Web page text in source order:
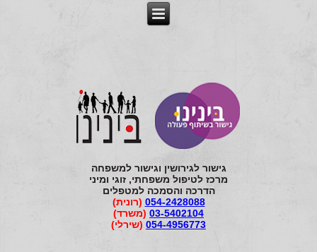
גישור לגירושין וגישור למשפחה
מרכז לטיפול משפחתי, זוגי ומיני
הדרכה והסמכה למטפלים
054-2428088 (רונית)
03-5402104 (משרד)
054-4956773 (שירלי)